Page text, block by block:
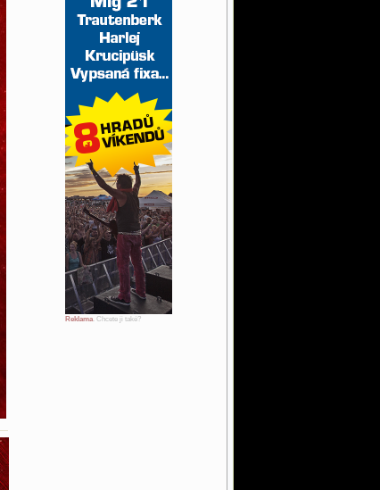
Reklama. Chcete ji také?